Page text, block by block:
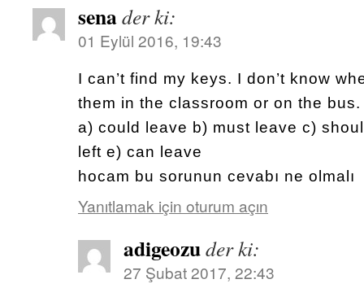
senader ki:
01 Eylül 2016, 19:43
I can’t find my keys. I don’t know
them in the classroom or on the bus.
a) could leave b) must leave c)
left e) can leave
hocam bu sorunun cevabı ne olmalı
Yanıtlamak için oturum açın
adigeozuder ki:
27 Şubat 2017, 22:43